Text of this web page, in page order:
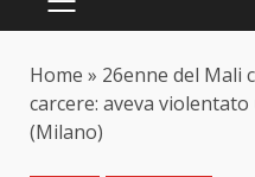
PRIMARY
Home » 26enne del Mali
carcere: aveva
(Milano)